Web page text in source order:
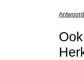
Antwoord